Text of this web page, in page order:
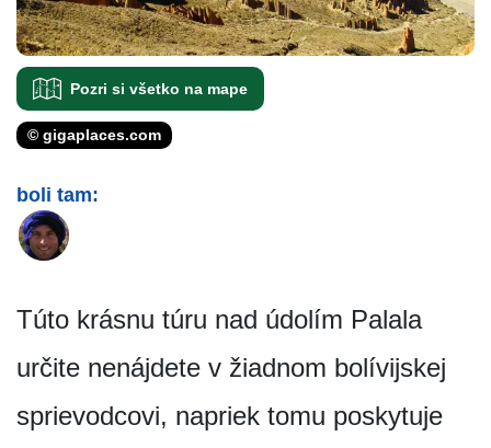
Pozri si všetko na mape
© gigaplaces.com
boli tam:
Túto krásnu túru nad údolím Palala
určite nenájdete v žiadnom bolívijskej
sprievodcovi, napriek tomu poskytuje